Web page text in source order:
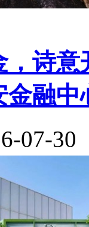
，诗
金融中
07-30